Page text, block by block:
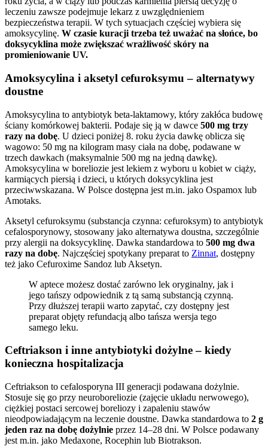
leczeniu zawsze podejmuje lekarz z uwzględnieniem
bezpieczeństwa terapii. W tych sytuacjach częściej wybiera się
amoksycylinę. W czasie kuracji trzeba też uważać na słońce, bo
doksycyklina może zwiększać wrażliwość skóry na
promieniowanie UV.
Amoksycylina i aksetyl cefuroksymu – alternatywy
doustne
Amoksycylina to antybiotyk beta-laktamowy, który zakłóca budowę
ściany komórkowej bakterii. Podaje się ją w dawce 500 mg trzy
razy na dobę. U dzieci poniżej 8. roku życia dawkę oblicza się
wagowo: 50 mg na kilogram masy ciała na dobę, podawane w
trzech dawkach (maksymalnie 500 mg na jedną dawkę).
Amoksycylina w boreliozie jest lekiem z wyboru u kobiet w ciąży,
karmiących piersią i dzieci, u których doksycyklina jest
przeciwwskazana. W Polsce dostępna jest m.in. jako Ospamox lub
Amotaks.
Aksetyl cefuroksymu (substancja czynna: cefuroksym) to antybiotyk
cefalosporynowy, stosowany jako alternatywa doustna, szczególnie
przy alergii na doksycyklinę. Dawka standardowa to 500 mg dwa
razy na dobę. Najczęściej spotykany preparat to Zinnat, dostępny
też jako Cefuroxime Sandoz lub Aksetyn.
W aptece możesz dostać zarówno lek oryginalny, jak i
jego tańszy odpowiednik z tą samą substancją czynną.
Przy dłuższej terapii warto zapytać, czy dostępny jest
preparat objęty refundacją albo tańsza wersja tego
samego leku.
Ceftriakson i inne antybiotyki dożylne – kiedy
konieczna hospitalizacja
Ceftriakson to cefalosporyna III generacji podawana dożylnie.
Stosuje się go przy neuroboreliozie (zajęcie układu nerwowego),
ciężkiej postaci sercowej boreliozy i zapaleniu stawów
nieodpowiadającym na leczenie doustne. Dawka standardowa to 2 g
jeden raz na dobę dożylnie przez 14–28 dni. W Polsce podawany
jest m.in. jako Medaxone, Rocephin lub Biotrakson.